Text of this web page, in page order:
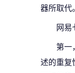
器所取代
网易
第一
述的重复